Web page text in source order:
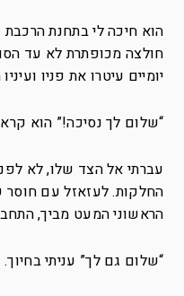
הוא חיכה לי בתחנת הרכבת
חולצה מכופתרת לא עד
יומיים עיטרו את פניו
“שלום לך נסיכה!” הוא
עברתי אל הצד שלו, לא
החלקות. לעזאזל עם חוסר
הראשוני המעט מביך,
“שלום גם לך” עניתי בחיוך.